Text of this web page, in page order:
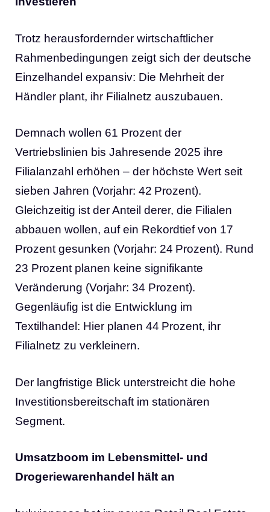
Trotz herausfordernder wirtschaftlicher
Rahmenbedingungen zeigt sich der deutsche
Einzelhandel expansiv: Die Mehrheit der
Händler plant, ihr Filialnetz auszubauen.
Demnach wollen 61 Prozent der
Vertriebslinien bis Jahresende 2025 ihre
Filialanzahl erhöhen – der höchste Wert seit
sieben Jahren (Vorjahr: 42 Prozent).
Gleichzeitig ist der Anteil derer, die Filialen
abbauen wollen, auf ein Rekordtief von 17
Prozent gesunken (Vorjahr: 24 Prozent). Rund
23 Prozent planen keine signifikante
Veränderung (Vorjahr: 34 Prozent).
Gegenläufig ist die Entwicklung im
Textilhandel: Hier planen 44 Prozent, ihr
Filialnetz zu verkleinern.
Der langfristige Blick unterstreicht die hohe
Investitionsbereitschaft im stationären
Segment.
Umsatzboom im Lebensmittel- und
Drogeriewarenhandel hält an